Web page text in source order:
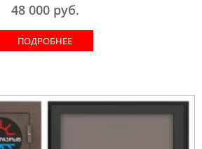
48 000руб.
ПОДРОБНЕЕ